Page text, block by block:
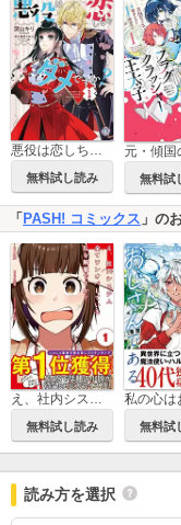
悪役は恋しちゃダメですか？
無料試し読み 無料試
「PASH! コミックス 」の
え、社内システム全てワンオペしている私を解雇ですか？（コミック）
無料試し読み 無料試
読み方を選択